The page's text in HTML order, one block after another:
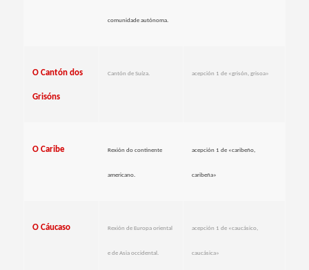
comunidade autónoma.
O Cantón dos
Grisóns
Cantón de Suíza. acepción 1 de «grisón, grisoa»
O Caribe Rexión do continente
americano.
acepción 1 de «caribeño,
caribeña»
O Cáucaso Rexión de Europa oriental
e de Asia occidental.
acepción 1 de «caucásico,
caucásica»